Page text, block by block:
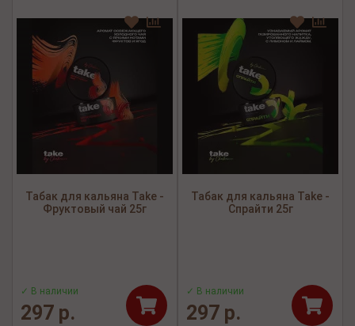
Табак для кальяна Take -
Фруктовый чай 25г
✓ В наличии
297 р.
Табак для кальяна Take -
Спрайти 25г
✓ В наличии
297 р.